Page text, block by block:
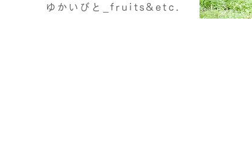
ゆかいびと_fruits&etc.